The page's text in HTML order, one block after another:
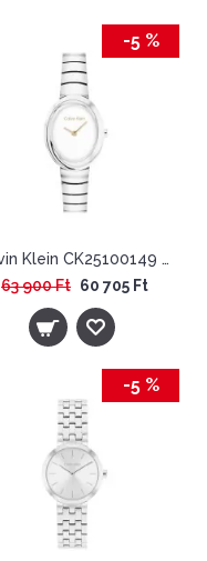
-5 %
Calvin Klein CK25100149 Női Karóra - Twisted Bezel
63 900 Ft 60 705 Ft
-5 %